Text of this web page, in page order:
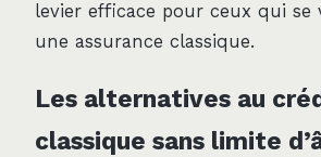
levier efficace pour ceux qui se
une assurance classique.
Les alternatives au
classique sans limite